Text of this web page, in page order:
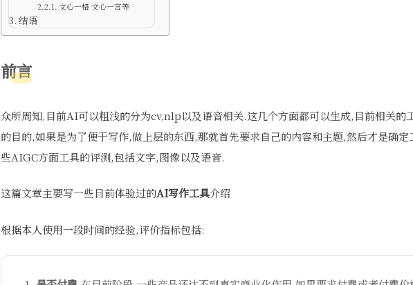
文心一格 文心一言等
结语
前言
众所周知,目前AI可以粗浅的分为cv,nlp以及语音相关.这几个方面都可以生成,目前相关的
的目的,如果是为了便于写作,做上层的东西,那就首先要求自己的内容和主题,然后才是确
些AIGC方面工具的评测,包括文字,图像以及语音.
这篇文章主要写一些目前体验过的AI写作工具介绍
根据本人使用一段时间的经验,评价指标包括: